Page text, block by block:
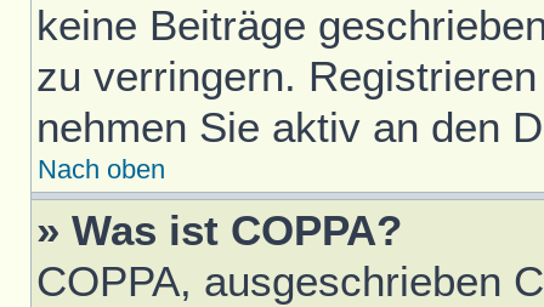
keine Beiträge
zu verringern.
nehmen Sie aktiv an den
Nach oben
» Was ist COPPA?
COPPA, ausgeschrieben